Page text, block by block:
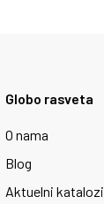
Globo rasveta
O nama
Blog
Aktuelni katalozi